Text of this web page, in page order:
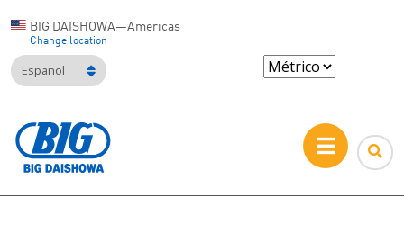
BIG DAISHOWA—Americas
Change location
Español